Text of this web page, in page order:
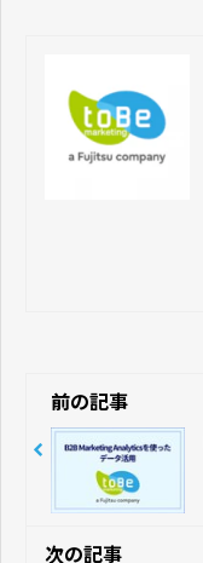
前の記事
次の記事